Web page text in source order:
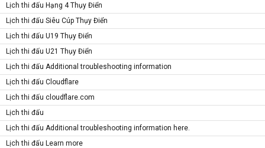
Lịch thi đấu Hạng 4 Thụy Điển
Lịch thi đấu Siêu Cúp Thụy Điển
Lịch thi đấu U19 Thụy Điển
Lịch thi đấu U21 Thụy Điển
Lịch thi đấu Additional troubleshooting information
Lịch thi đấu Cloudflare
Lịch thi đấu cloudflare.com
Lịch thi đấu
Lịch thi đấu Additional troubleshooting information here.
Lịch thi đấu Learn more